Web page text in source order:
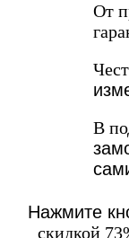
От
В
Нажмите
скидкой